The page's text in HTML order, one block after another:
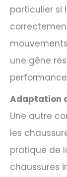
particulier si
une gêne
Adaptation
Une autre
les
pratique de
chaussures